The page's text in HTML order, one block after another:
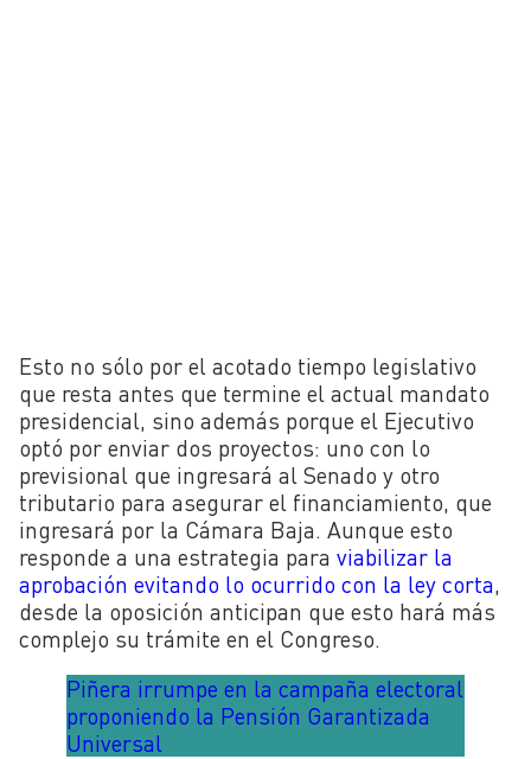
Esto no sólo por el acotado tiempo legislativo
que resta antes que termine el actual mandato
presidencial, sino además porque el Ejecutivo
optó por enviar dos proyectos: uno con lo
previsional que ingresará al Senado y otro
tributario para asegurar el financiamiento, que
ingresará por la Cámara Baja. Aunque esto
responde a una estrategia para viabilizar la
aprobación evitando lo ocurrido con la ley corta,
desde la oposición anticipan que esto hará más
complejo su trámite en el Congreso.
Piñera irrumpe en la campaña electoral
proponiendo la Pensión Garantizada
Universal